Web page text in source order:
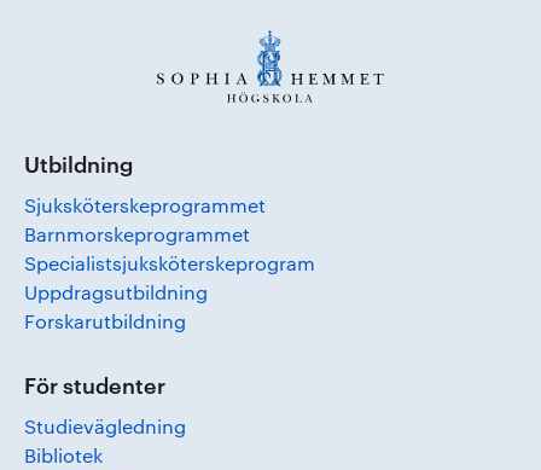
Utbildning
Sjuksköterskeprogrammet
Barnmorskeprogrammet
Specialistsjuksköterskeprogram
Uppdragsutbildning
Forskarutbildning
För studenter
Studievägledning
Bibliotek